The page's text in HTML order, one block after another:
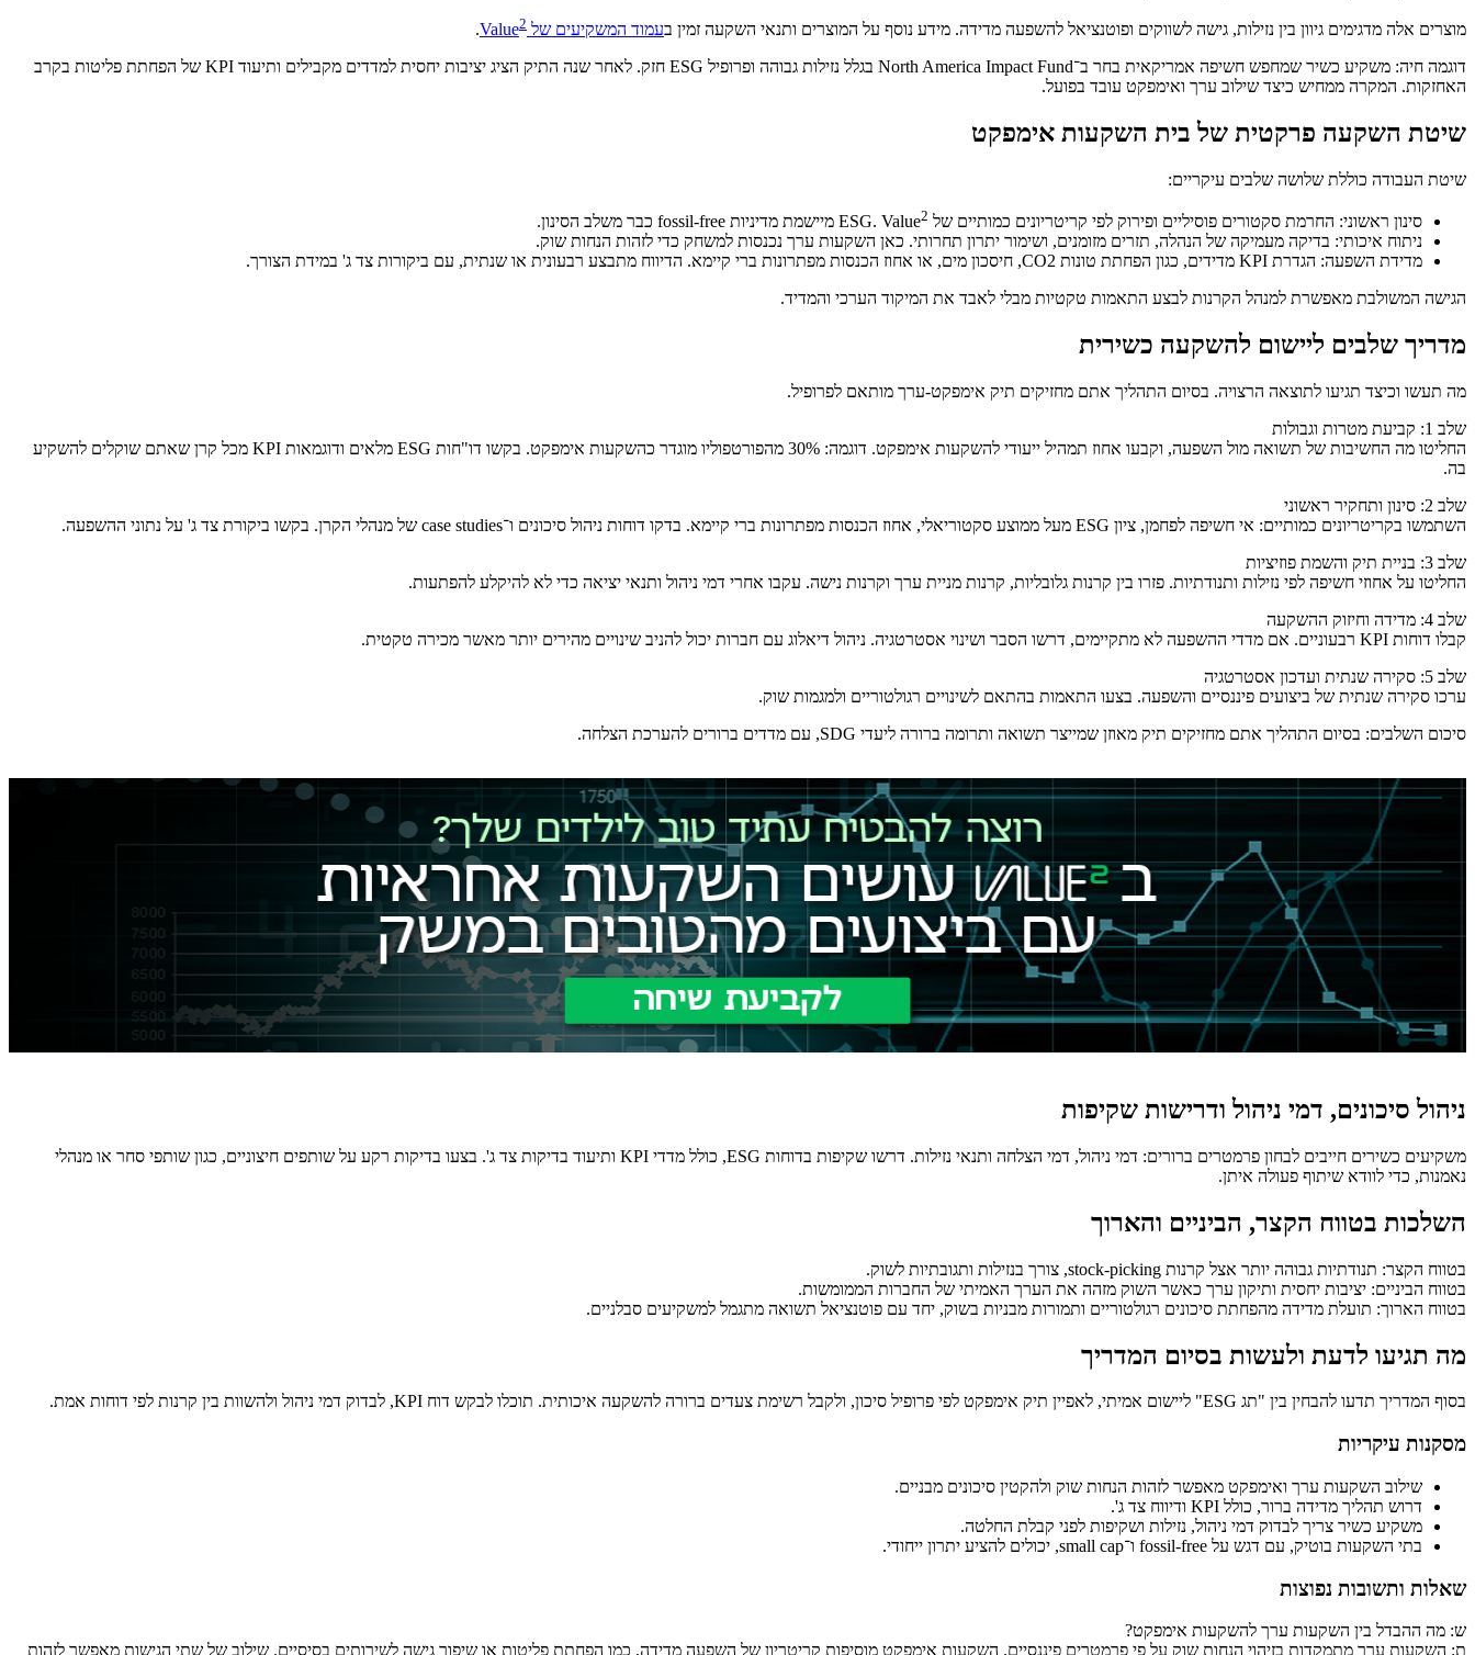
מוצרים אלה מדגימים גיוון בין נזילות, גישה לשווקים ופוטנציאל להשפעה מדידה. מידע נוסף על המוצרים ותנאי השקעה זמין בעמוד המשקיעים של Value 2
.
דוגמה חיה: משקיע כשיר שמחפש חשיפה אמריקאית בחר ב־North America Impact Fund בגלל נזילות גבוהה ופרופיל ESG חזק. לאחר שנה התיק הציג יציבות יחסית למדדים מקבילים ותיעוד KPI של הפחתת פליטות בקרב
האחזקות. המקרה ממחיש כיצד שילוב ערך ואימפקט עובד בפועל.
שיטת השקעה פרקטית של בית השקעות אימפקט
שיטת העבודה כוללת שלושה שלבים עיקריים:
סינון ראשוני: החרמת סקטורים פוסיליים ופירוק לפי קריטריונים כמותיים של ESG. Value 2
מיישמת מדיניות fossil-free כבר משלב הסינון.
ניתוח איכותי: בדיקה מעמיקה של הנהלה, תזרים מזומנים, ושימור יתרון תחרותי. כאן השקעות ערך נכנסות למשחק כדי לזהות הנחות שוק.
מדידת השפעה: הגדרת KPI מדידים, כגון הפחתת טונות CO2, חיסכון מים, או אחוז הכנסות מפתרונות ברי קיימא. הדיווח מתבצע רבעונית או שנתית, עם ביקורות צד ג' במידת הצורך.
הגישה המשולבת מאפשרת למנהל הקרנות לבצע התאמות טקטיות מבלי לאבד את המיקוד הערכי והמדיד.
מדריך שלבים ליישום להשקעה כשירית
מה תעשו וכיצד תגיעו לתוצאה הרצויה. בסיום התהליך אתם מחזיקים תיק אימפקט-ערך מותאם לפרופיל.
שלב 1: קביעת מטרות וגבולות
החליטו מה החשיבות של תשואה מול השפעה, וקבעו אחוז תמהיל ייעודי להשקעות אימפקט. דוגמה: 30% מהפורטפוליו מוגדר כהשקעות אימפקט. בקשו דו"חות ESG מלאים ודוגמאות KPI מכל קרן שאתם שוקלים להשקיע
בה.
שלב 2: סינון ותחקיר ראשוני
השתמשו בקריטריונים כמותיים: אי חשיפה לפחמן, ציון ESG מעל ממוצע סקטוריאלי, אחוז הכנסות מפתרונות ברי קיימא. בדקו דוחות ניהול סיכונים ו־case studies של מנהלי הקרן. בקשו ביקורת צד ג' על נתוני ההשפעה.
שלב 3: בניית תיק והשמת פוזיציות
החליטו על אחוזי חשיפה לפי נזילות ותנודתיות. פזרו בין קרנות גלובליות, קרנות מניית ערך וקרנות נישה. עקבו אחרי דמי ניהול ותנאי יציאה כדי לא להיקלע להפתעות.
שלב 4: מדידה וחיזוק ההשקעה
קבלו דוחות KPI רבעוניים. אם מדדי ההשפעה לא מתקיימים, דרשו הסבר ושינוי אסטרטגיה. ניהול דיאלוג עם חברות יכול להניב שינויים מהירים יותר מאשר מכירה טקטית.
שלב 5: סקירה שנתית ועדכון אסטרטגיה
ערכו סקירה שנתית של ביצועים פיננסיים והשפעה. בצעו התאמות בהתאם לשינויים רגולטוריים ולמגמות שוק.
סיכום השלבים: בסיום התהליך אתם מחזיקים תיק מאוזן שמייצר תשואה ותרומה ברורה ליעדי SDG, עם מדדים ברורים להערכת הצלחה.
ניהול סיכונים, דמי ניהול ודרישות שקיפות
משקיעים כשירים חייבים לבחון פרמטרים ברורים: דמי ניהול, דמי הצלחה ותנאי נזילות. דרשו שקיפות בדוחות ESG, כולל מדדי KPI ותיעוד בדיקות צד ג'. בצעו בדיקות רקע על שותפים חיצוניים, כגון שותפי סחר או מנהלי
נאמנות, כדי לוודא שיתוף פעולה איתן.
השלכות בטווח הקצר, הביניים והארוך
בטווח הקצר: תנודתיות גבוהה יותר אצל קרנות stock-picking, צורך בנזילות ותגובתיות לשוק.
בטווח הביניים: יציבות יחסית ותיקון ערך כאשר השוק מזהה את הערך האמיתי של החברות הממומשות.
בטווח הארוך: תועלת מדידה מהפחתת סיכונים רגולטוריים ותמורות מבניות בשוק, יחד עם פוטנציאל תשואה מתגמל למשקיעים סבלניים.
מה תגיעו לדעת ולעשות בסיום המדריך
בסוף המדריך תדעו להבחין בין "תג ESG" ליישום אמיתי, לאפיין תיק אימפקט לפי פרופיל סיכון, ולקבל רשימת צעדים ברורה להשקעה איכותית. תוכלו לבקש דוח KPI, לבדוק דמי ניהול ולהשוות בין קרנות לפי דוחות אמת.
מסקנות עיקריות
שילוב השקעות ערך ואימפקט מאפשר לזהות הנחות שוק ולהקטין סיכונים מבניים.
דרוש תהליך מדידה ברור, כולל KPI ודיווח צד ג'.
משקיע כשיר צריך לבדוק דמי ניהול, נזילות ושקיפות לפני קבלת החלטה.
בתי השקעות בוטיק, עם דגש על fossil-free ו־small cap, יכולים להציע יתרון ייחודי.
שאלות ותשובות נפוצות
ש: מה ההבדל בין השקעות ערך להשקעות אימפקט?
ת: השקעות ערך מתמקדות בזיהוי הנחות שוק על פי פרמטרים פיננסיים. השקעות אימפקט מוסיפות קריטריון של השפעה מדידה, כמו הפחתת פליטות או שיפור גישה לשירותים בסיסיים. שילוב של שתי הגישות מאפשר לזהות